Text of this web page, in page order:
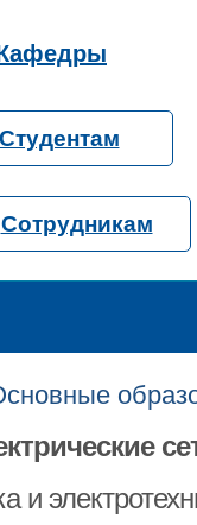
Студентам
Сотрудникам
и